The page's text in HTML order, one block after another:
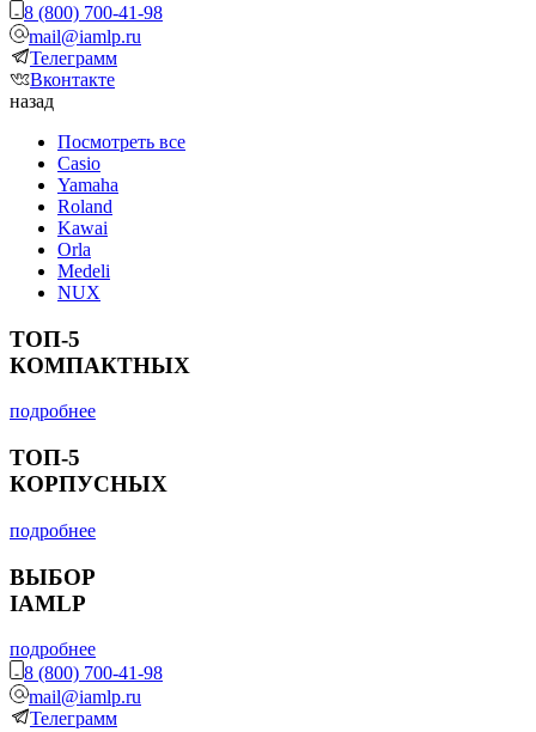
8 (800) 700-41-98
mail@iamlp.ru
Телеграмм
Вконтакте
назад
Посмотреть все
Casio
Yamaha
Roland
Kawai
Orla
Medeli
NUX
ТОП-5
КОМПАКТНЫХ
подробнее
ТОП-5
КОРПУСНЫХ
подробнее
ВЫБОР
IAMLP
подробнее
8 (800) 700-41-98
mail@iamlp.ru
Телеграмм